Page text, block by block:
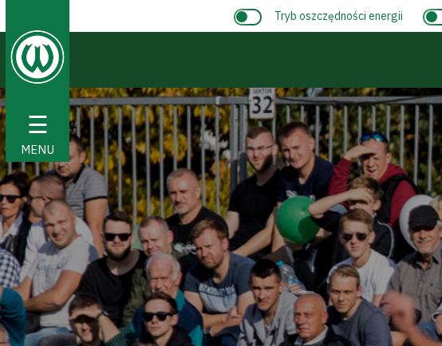
☰
MENU
Tryb oszczędności energii